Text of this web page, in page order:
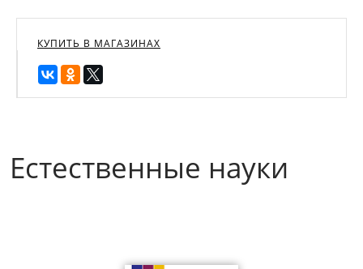
КУПИТЬ В МАГАЗИНАХ
Естественные науки